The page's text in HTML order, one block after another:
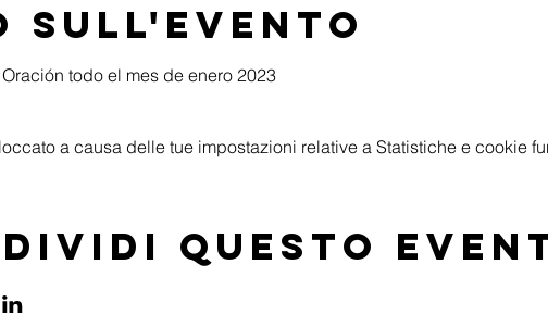
sull'evento
todo el mes de enero 2023
a causa delle tue impostazioni relative a Statistiche e cookie
questo